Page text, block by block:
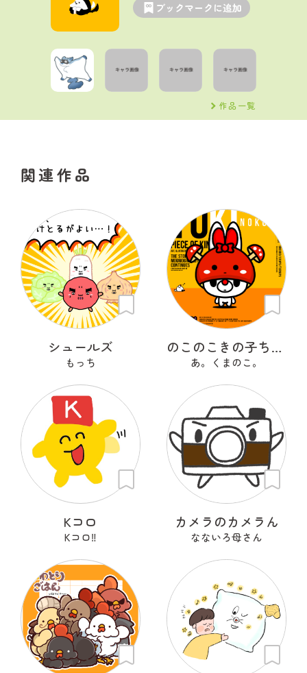
ブックマークに追加
作品一覧
関連作品
シュールズ
もっち
のこのこきの子ちゃん
あ。くまのこ。
Kコロ
Kコロ‼︎
カメラのカメラん
なないろ母さん